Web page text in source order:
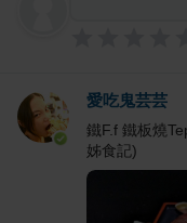
愛吃鬼芸芸
鐵F.f 鐵板燒
姊食記)